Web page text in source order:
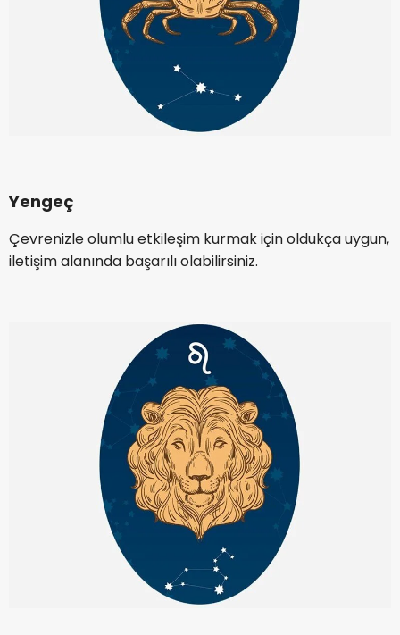
Yengeç
Çevrenizle olumlu etkileşim kurmak için oldukça uygun,
iletişim alanında başarılı olabilirsiniz.